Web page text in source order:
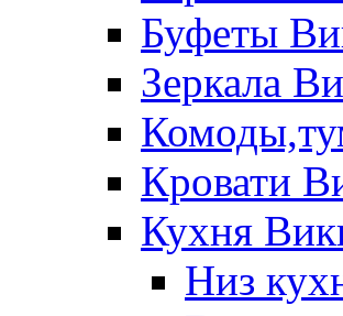
Буфеты
Зеркала
Кровати
Кухня
Низ